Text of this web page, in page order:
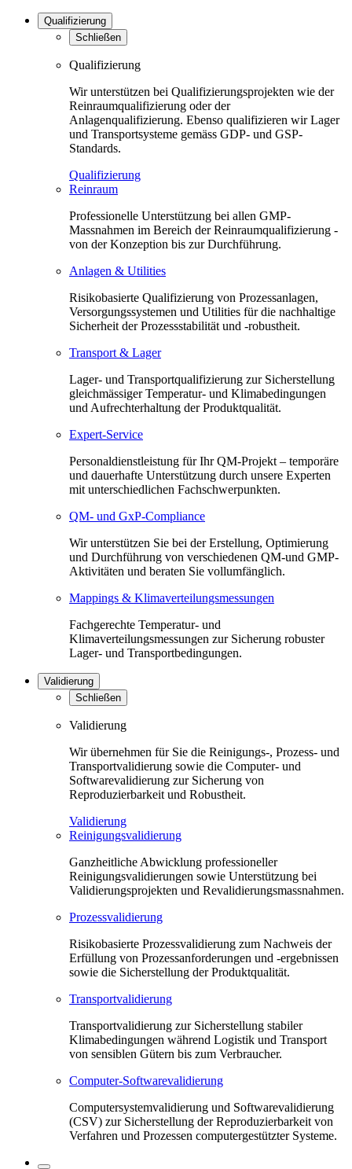
Qualifizierung
Schließen
Qualifizierung
Wir unterstützen bei Qualifizierungsprojekten wie der
Reinraumqualifizierung oder der
Anlagenqualifizierung. Ebenso qualifizieren wir Lager
und Transportsysteme gemäss GDP- und GSP-
Standards.
Qualifizierung
Reinraum
Professionelle Unterstützung bei allen GMP-
Massnahmen im Bereich der Reinraumqualifizierung -
von der Konzeption bis zur Durchführung.
Anlagen & Utilities
Risikobasierte Qualifizierung von Prozessanlagen,
Versorgungssystemen und Utilities für die nachhaltige
Sicherheit der Prozessstabilität und -robustheit.
Transport & Lager
Lager- und Transportqualifizierung zur Sicherstellung
gleichmässiger Temperatur- und Klimabedingungen
und Aufrechterhaltung der Produktqualität.
Expert-Service
Personaldienstleistung für Ihr QM-Projekt – temporäre
und dauerhafte Unterstützung durch unsere Experten
mit unterschiedlichen Fachschwerpunkten.
QM- und GxP-Compliance
Wir unterstützen Sie bei der Erstellung, Optimierung
und Durchführung von verschiedenen QM-und GMP-
Aktivitäten und beraten Sie vollumfänglich.
Mappings & Klimaverteilungsmessungen
Fachgerechte Temperatur- und
Klimaverteilungsmessungen zur Sicherung robuster
Lager- und Transportbedingungen.
Validierung
Schließen
Validierung
Wir übernehmen für Sie die Reinigungs-, Prozess- und
Transportvalidierung sowie die Computer- und
Softwarevalidierung zur Sicherung von
Reproduzierbarkeit und Robustheit.
Validierung
Reinigungsvalidierung
Ganzheitliche Abwicklung professioneller
Reinigungsvalidierungen sowie Unterstützung bei
Validierungsprojekten und Revalidierungsmassnahmen.
Prozessvalidierung
Risikobasierte Prozessvalidierung zum Nachweis der
Erfüllung von Prozessanforderungen und -ergebnissen
sowie die Sicherstellung der Produktqualität.
Transportvalidierung
Transportvalidierung zur Sicherstellung stabiler
Klimabedingungen während Logistik und Transport
von sensiblen Gütern bis zum Verbraucher.
Computer-Softwarevalidierung
Computersystemvalidierung und Softwarevalidierung
(CSV) zur Sicherstellung der Reproduzierbarkeit von
Verfahren und Prozessen computergestützter Systeme.